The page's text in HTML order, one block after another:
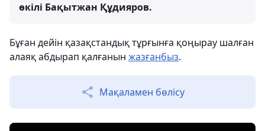
өкілі Бақытжан Құдияров.
Бұған дейін қазақстандық тұрғынға қоңырау шалған
алаяқ абдырап қалғанын жазғанбыз.
Мақаламен бөлісу